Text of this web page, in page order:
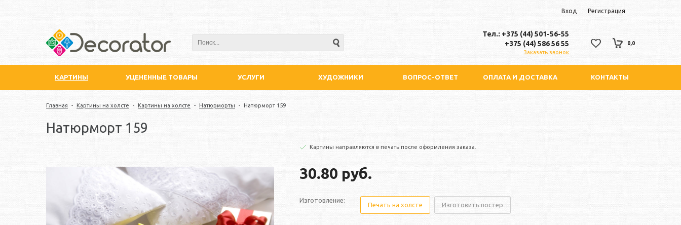
Вход Регистрация
Тел.: +375 (44) 501-56-55
+375 (44) 586 56 55
Заказать звонок
0,0
КАРТИНЫ УЦЕНЕННЫЕ ТОВАРЫ УСЛУГИ ХУДОЖНИКИ ВОПРОС-ОТВЕТ ОПЛАТА И ДОСТАВКА КОНТАКТЫ
Главная - Картины на холсте - Картины на холсте - Натюрморты - Натюрморт 159
Натюрморт 159
Картины направляются в печать после оформления заказа.
30.80 руб.
Изготовление:
Печать на холсте Изготовить постер